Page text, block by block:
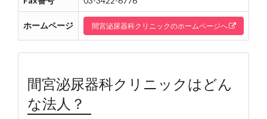
ホームページ 間宮泌尿器科クリニックのホームページへ
間宮泌尿器科クリニックはどん
な法人？